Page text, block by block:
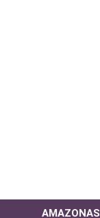
AMAZONAS